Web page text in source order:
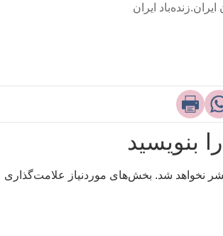
ایران.زنده‌باد ایران
بنویسید
نخواهد شد. بخش‌های موردنیاز علامت‌گذاری